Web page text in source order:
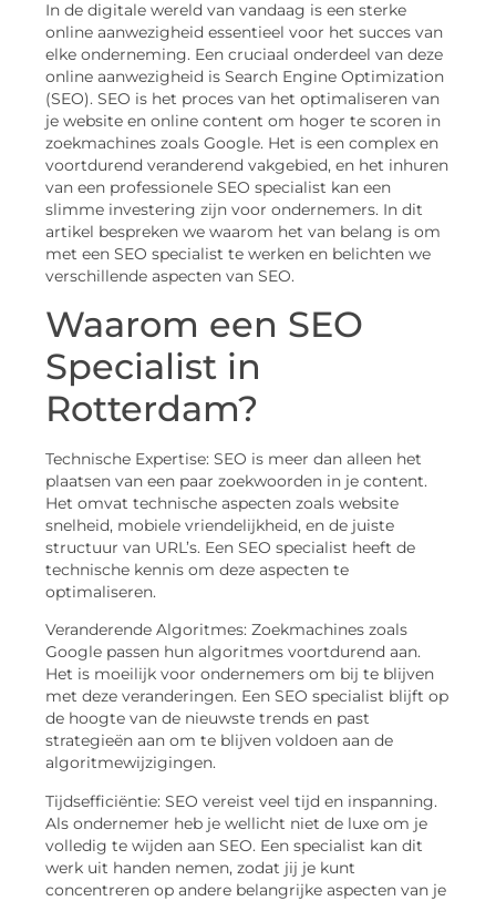
In de digitale wereld van vandaag is een sterke
online aanwezigheid essentieel voor het succes van
elke onderneming. Een cruciaal onderdeel van deze
online aanwezigheid is Search Engine Optimization
(SEO). SEO is het proces van het optimaliseren van
je website en online content om hoger te scoren in
zoekmachines zoals Google. Het is een complex en
voortdurend veranderend vakgebied, en het inhuren
van een professionele SEO specialist kan een
slimme investering zijn voor ondernemers. In dit
artikel bespreken we waarom het van belang is om
met een SEO specialist te werken en belichten we
verschillende aspecten van SEO.
Waarom een SEO
Specialist in
Rotterdam?
Technische Expertise: SEO is meer dan alleen het
plaatsen van een paar zoekwoorden in je content.
Het omvat technische aspecten zoals website
snelheid, mobiele vriendelijkheid, en de juiste
structuur van URL’s. Een SEO specialist heeft de
technische kennis om deze aspecten te
optimaliseren.
Veranderende Algoritmes: Zoekmachines zoals
Google passen hun algoritmes voortdurend aan.
Het is moeilijk voor ondernemers om bij te blijven
met deze veranderingen. Een SEO specialist blijft op
de hoogte van de nieuwste trends en past
strategieën aan om te blijven voldoen aan de
algoritmewijzigingen.
Tijdsefficiëntie: SEO vereist veel tijd en inspanning.
Als ondernemer heb je wellicht niet de luxe om je
volledig te wijden aan SEO. Een specialist kan dit
werk uit handen nemen, zodat jij je kunt
concentreren op andere belangrijke aspecten van je